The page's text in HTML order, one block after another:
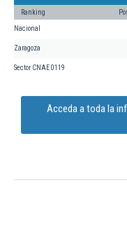
Ranking
Nacional
Zaragoza
Sector CNAE 0119
Acceda a toda la